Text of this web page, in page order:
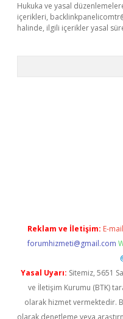
Hukuka ve yasal
içerikleri,
halinde, ilgili içerikler yasal
Reklam ve İletişim: E-
forumhizmeti@gmail.com
Yasal Uyarı: Sitemiz, 5651
ve İletişim Kurumu (BTK)
olarak hizmet vermektedir.
olarak denetleme veya